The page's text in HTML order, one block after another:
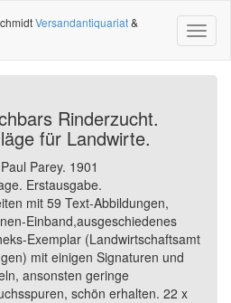
Versandantiquariat&
Rinderzucht.
für Landwirte.
Parey. 1901
Erstausgabe.
mit 59 Text-Abbildungen,
Einband,ausgeschiedenes
Exemplar (Landwirtschaftsamt
mit einigen Signaturen und
ansonsten geringe
schön erhalten. 22 x